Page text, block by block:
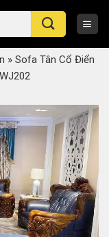
» Sofa Tân Cổ Điển